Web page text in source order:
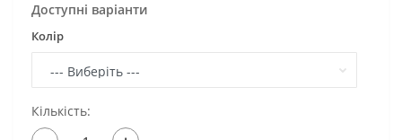
Доступні варіанти
Колір
Кількість: